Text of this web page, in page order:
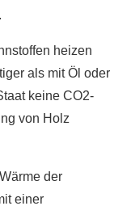
heizen
als mit Öl oder
keine CO2-
von Holz
der
einer